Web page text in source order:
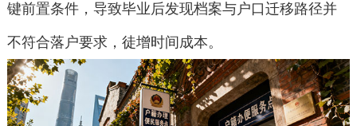
键前置条件，导致毕业后发现档案与户口迁移路径并
不符合落户要求，徒增时间成本。